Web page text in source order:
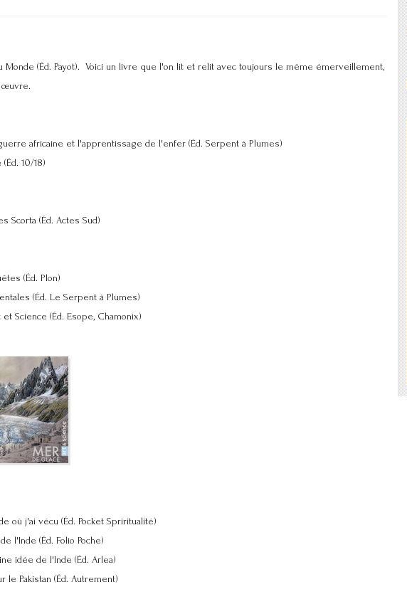
Monde (Éd. Payot). Voici un livre que l'on lit et relit avec toujours le même émerveillement,
œuvre.
africaine et l'apprentissage de l'enfer (Éd. Serpent à Plumes)
10/18)
Scorta (Éd. Actes Sud)
(Éd. Plon)
(Éd. Le Serpent à Plumes)
Science (Éd. Esope, Chamonix)
où j'ai vécu (Éd. Pocket Spriritualité)
l'Inde (Éd. Folio Poche)
idée de l'Inde (Éd. Arlea)
le Pakistan (Éd. Autrement)